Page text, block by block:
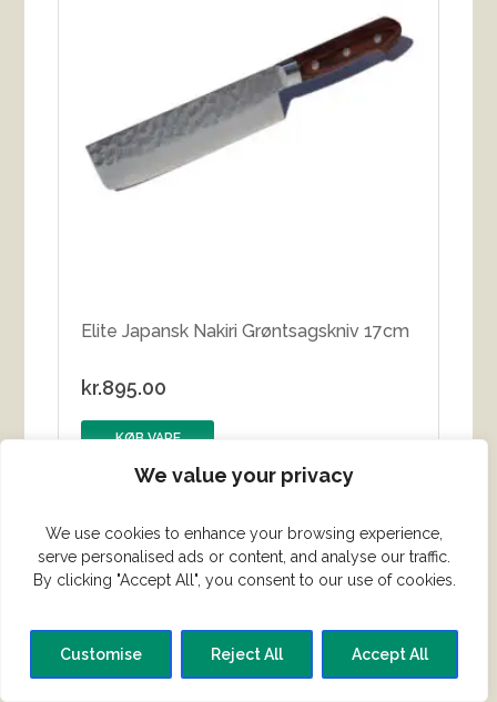
We value your privacy
We use cookies to enhance your browsing experience,
serve personalised ads or content, and analyse our traffic.
By clicking "Accept All", you consent to our use of cookies.
Customise Reject All Accept All
Elite Japansk Nakiri Grøntsagskniv 17cm
kr.895.00
KØB VARE